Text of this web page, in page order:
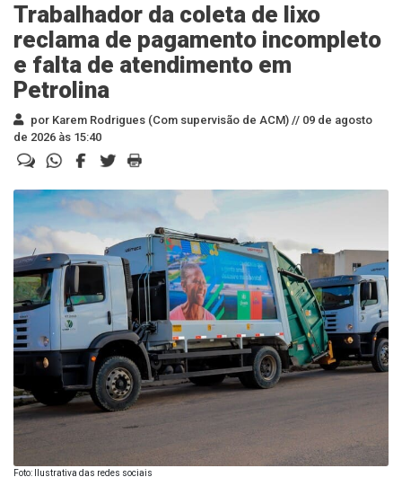
Trabalhador da coleta de lixo
reclama de pagamento incompleto
e falta de atendimento em
Petrolina
por Karem Rodrigues (Com supervisão de ACM) // 09 de agosto
de 2026 às 15:40
Foto: Ilustrativa das redes sociais